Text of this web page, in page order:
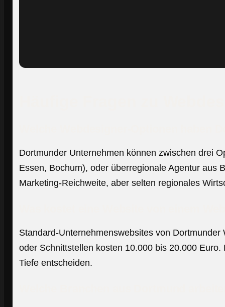
Dortmunder Unternehmen können zwischen drei
Essen, Bochum), oder überregionale Agentur aus
Marketing-Reichweite, aber selten regionales
Standard-Unternehmenswebsites von
oder Schnittstellen kosten 10.000 bis 20.000
Tiefe entscheiden.